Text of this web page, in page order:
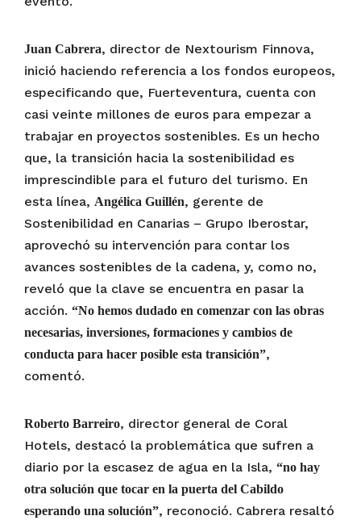
Juan Cabrera, director de Nextourism Finnova,
inició haciendo referencia a los fondos europeos,
especificando que, Fuerteventura, cuenta con
casi veinte millones de euros para empezar a
trabajar en proyectos sostenibles. Es un hecho
que, la transición hacia la sostenibilidad es
imprescindible para el futuro del turismo. En
esta línea, Angélica Guillén, gerente de
Sostenibilidad en Canarias – Grupo Iberostar,
aprovechó su intervención para contar los
avances sostenibles de la cadena, y, como no,
reveló que la clave se encuentra en pasar la
acción. “No hemos dudado en comenzar con las obras
necesarias, inversiones, formaciones y cambios de
conducta para hacer posible esta transición”,
comentó.
Roberto Barreiro, director general de Coral
Hotels, destacó la problemática que sufren a
diario por la escasez de agua en la Isla, “no hay
otra solución que tocar en la puerta del Cabildo
esperando una solución”, reconoció. Cabrera resaltó